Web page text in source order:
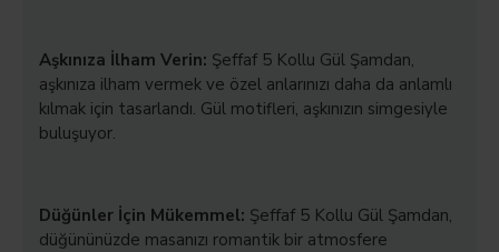
Aşkınıza İlham Verin: Şeffaf 5 Kollu Gül Şamdan,
aşkınıza ilham vermek ve özel anlarınızı daha da anlamlı
kılmak için tasarlandı. Gül motifleri, aşkınızın simgesiyle
buluşuyor.
Düğünler İçin Mükemmel: Şeffaf 5 Kollu Gül Şamdan,
düğününüzde masanızı romantik bir atmosfere